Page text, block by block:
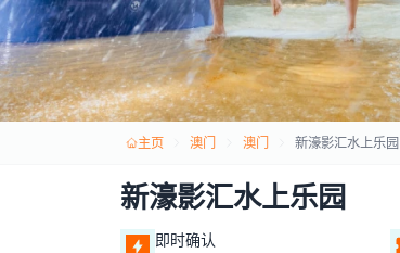
主页 澳门 澳门 新濠影汇水上乐园
新濠影汇水上乐园
即时确认